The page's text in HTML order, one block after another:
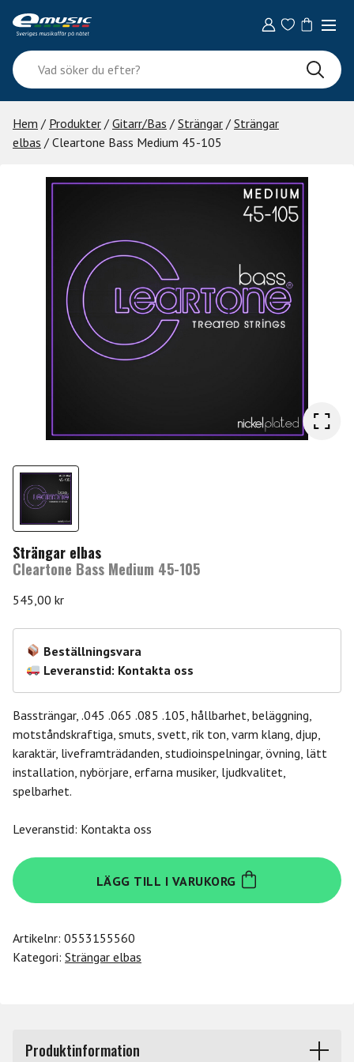
content
Vad
söker
du
efter?
Hem / Produkter / Gitarr/Bas / Strängar / Strängar
elbas / Cleartone Bass Medium 45-105
Strängar elbas
Cleartone Bass Medium 45-105
545,00 kr
Beställningsvara
Leveranstid: Kontakta oss
Bassträngar, .045 .065 .085 .105, hållbarhet, beläggning,
motståndskraftiga, smuts, svett, rik ton, varm klang, djup,
karaktär, liveframträdanden, studioinspelningar, övning, lätt
installation, nybörjare, erfarna musiker, ljudkvalitet,
spelbarhet.
Leveranstid: Kontakta oss
Cleartone
Bass
Medium
105
mängd
LÄGG TILL I VARUKORG
Artikelnr: 0553155560
Kategori: Strängar elbas
Produktinformation